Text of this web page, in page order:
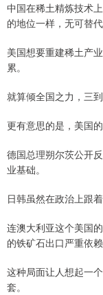
中国在稀土精炼技术
的地位一样，无可替代
美国想要重建稀土产
累。
就算倾全国之力，三
更有意思的是，美国
德国总理朔尔茨公开
业基础。
日韩虽然在政治上跟
连澳大利亚这个美国
的铁矿石出口严重依赖
这种局面让人想起一
套。